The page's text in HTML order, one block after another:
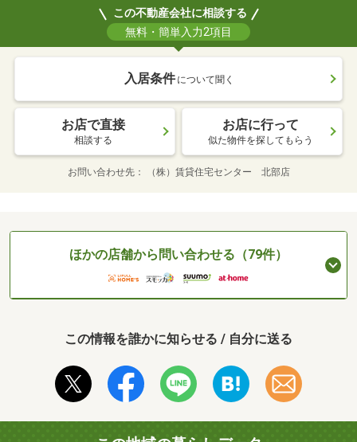
この不動産会社に相談する
無料・簡単入力2項目
入居条件 について聞く
お店で直接
相談する
お店に行って
似た物件を探してもらう
お問い合わせ先 （株）賃貸住宅センター 北部店
ほかの店舗から問い合わせる（79件）
この情報を誰かに知らせる / 自分に送る